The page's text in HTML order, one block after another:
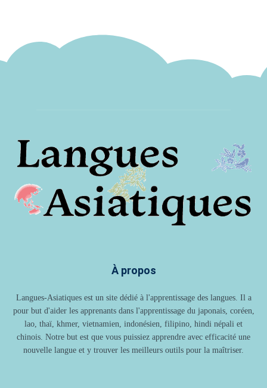
À propos
Langues-Asiatiques est un site dédié à l'apprentissage des langues. Il a
pour but d'aider les apprenants dans l'apprentissage du japonais, coréen,
lao, thaï, khmer, vietnamien, indonésien, filipino, hindi népali et
chinois. Notre but est que vous puissiez apprendre avec efficacité une
nouvelle langue et y trouver les meilleurs outils pour la maîtriser.